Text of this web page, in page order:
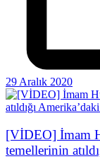
29 Aralık 2020
[VİDEO] İmam
temellerinin